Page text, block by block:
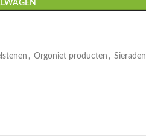
, Orgoniet producten , Sieraden